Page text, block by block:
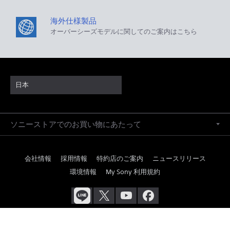
海外仕様製品
オーバーシーズモデルに関してのご案内はこちら
日本
ソニーストアでのお買い物にあたって
会社情報 採用情報 特約店のご案内
ニュースリリース
環境情報
My Sony 利用規約